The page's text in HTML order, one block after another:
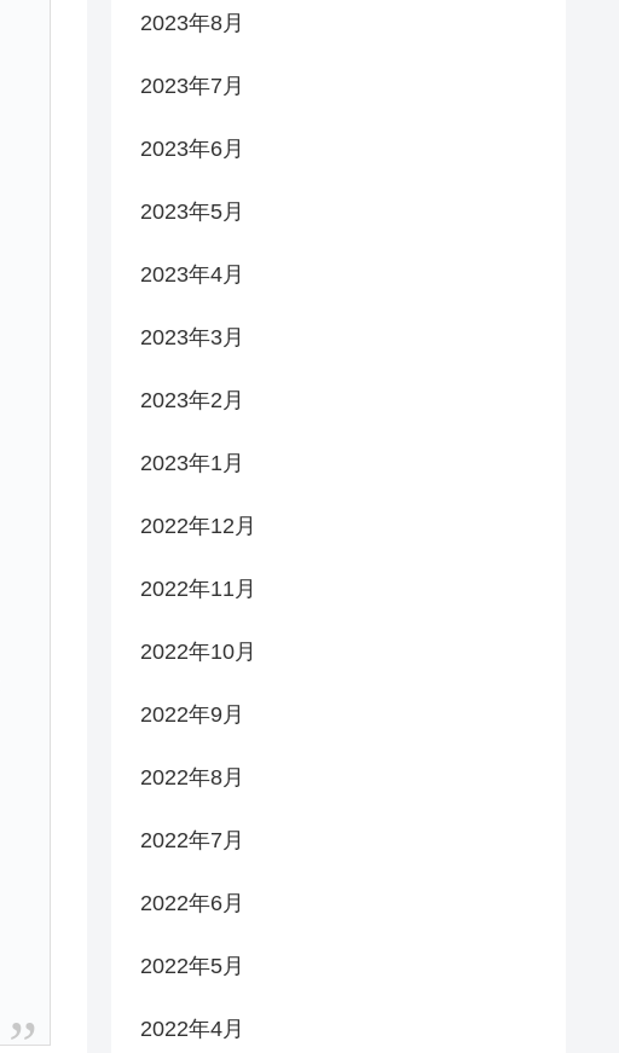
2023年8月
2023年7月
2023年6月
2023年5月
2023年4月
2023年3月
2023年2月
2023年1月
2022年12月
2022年11月
2022年10月
2022年9月
2022年8月
2022年7月
2022年6月
2022年5月
2022年4月